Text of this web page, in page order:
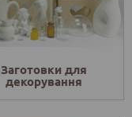
Заготовки для
декорування